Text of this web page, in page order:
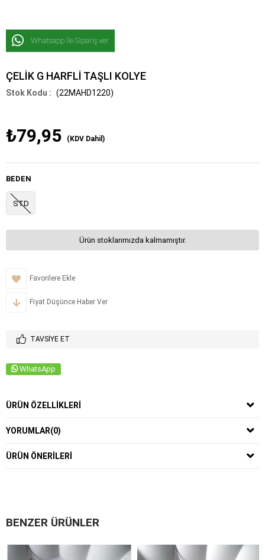
Whatsapp İle Sipariş ver
ÇELİK G HARFLİ TAŞLI KOLYE
(22MAHD1220)
₺79,95 (KDV Dahil)
BEDEN
STD
Ürün stoklarımızda kalmamıştır.
Favorilere Ekle
Fiyat Düşünce Haber Ver
TAVSIYE ET
WhatsApp
ÜRÜN ÖZELLIKLERI
YORUMLAR(0)
ÜRÜN ÖNERILERI
BENZER ÜRÜNLER